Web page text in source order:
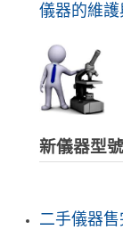
儀器的維護
新儀器型
二手儀器